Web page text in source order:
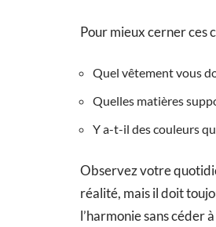
Pour mieux cerner ces
Quel vêtement vous
Quelles matières
Y a-t-il des couleurs
Observez votre
réalité, mais il doit
l’harmonie sans céder